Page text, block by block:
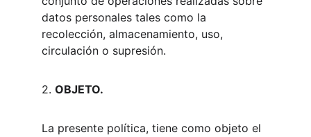
datos personales tales como la
recolección, almacenamiento, uso,
circulación o supresión.
2. OBJETO.
La presente política, tiene como objeto el